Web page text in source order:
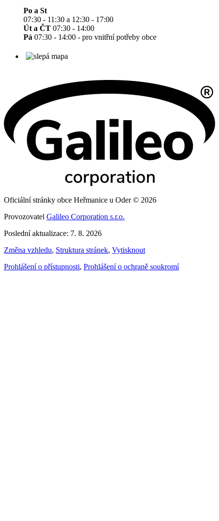
Po a St
07:30 - 11:30 a 12:30 - 17:00
Út a ČT 07:30 - 14:00
Pá 07:30 - 14:00 - pro vnitřní potřeby obce
Oficiální stránky obce Heřmanice u Oder © 2026
Provozovatel Galileo Corporation s.r.o.
Poslední aktualizace: 7. 8. 2026
Změna vzhledu, Struktura stránek, Vytisknout
Prohlášení o přístupnosti, Prohlášení o ochraně soukromí